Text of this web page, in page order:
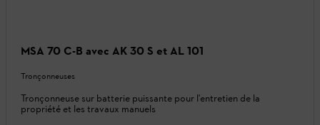
MSA 70 C-B avec AK 30 S et AL 101
Tronçonneuses
Tronçonneuse sur batterie puissante pour l'entretien de la
propriété et les travaux manuels